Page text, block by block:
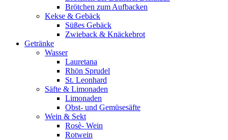
Brötchen zum Aufbacken
Kekse & Gebäck
Süßes Gebäck
Zwieback & Knäckebrot
Getränke
Wasser
Lauretana
Rhön Sprudel
St. Leonhard
Säfte & Limonaden
Limonaden
Obst- und Gemüsesäfte
Wein & Sekt
Rosè- Wein
Rotwein